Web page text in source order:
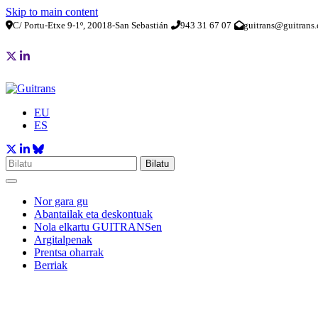
Skip to main content
C/ Portu-Etxe 9-1º, 20018-San Sebastián 943 31 67 07
EU
ES
Bilatu
Nor gara gu
Abantailak eta deskontuak
Nola elkartu GUITRANSen
Argitalpenak
Prentsa oharrak
Berriak